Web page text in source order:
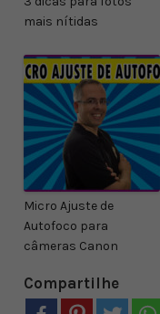
mais nítidas
Micro Ajuste de
Autofoco para
câmeras Canon
Compartilhe